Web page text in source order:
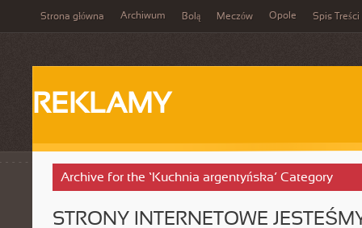
Strona główna Archiwum Bolą Meczów Opole Spis Treści
REKLAMY
Archive for the ‘Kuchnia argentyńska’ Category
STRONY INTERNETOWE